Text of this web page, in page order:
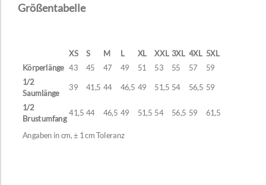
Größentabelle
XS S M L XL XXL 3XL 4XL 5XL
Körperlänge 43 45 47 49 51 53 55 57
59
1/2
Saumlänge
39 41,5 44 46,5 49 51,5 54 56,5 59
1/2
Brustumfang
41,5 44 46,5 49 51,5 54 56,5 59 61,5
Angaben in cm, ± 1 cm Toleranz